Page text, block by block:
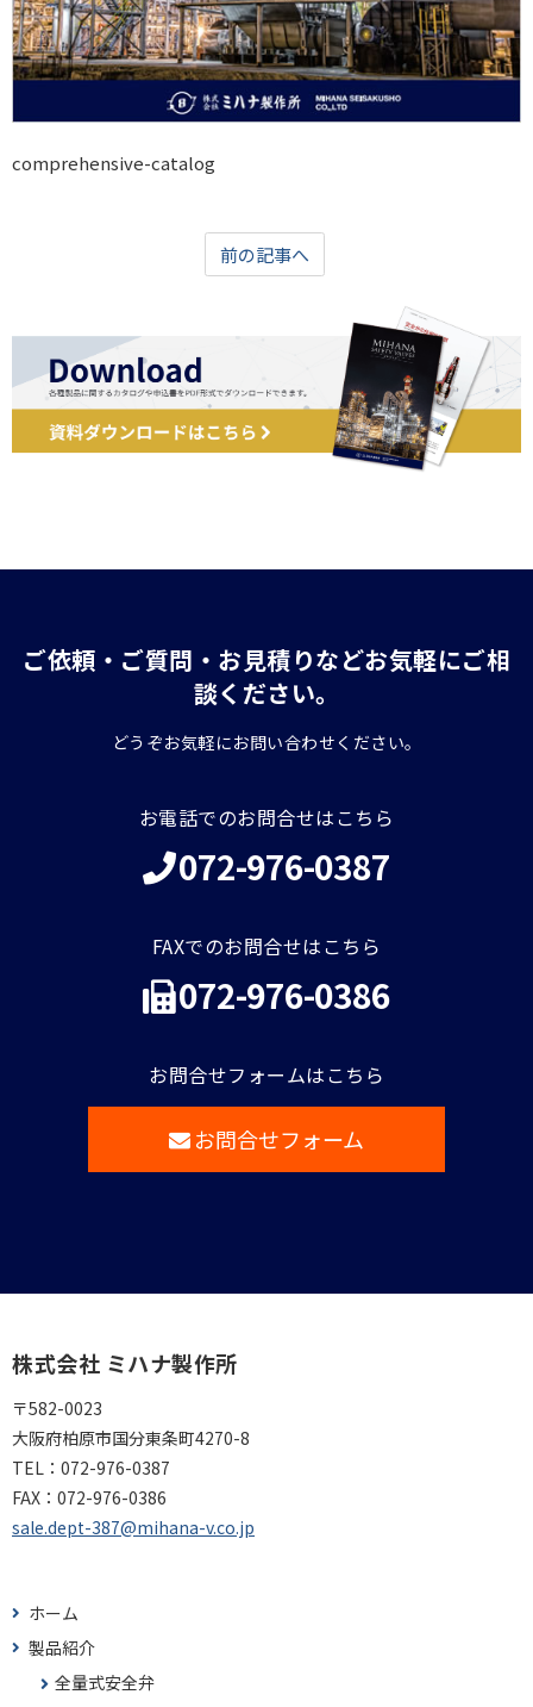
comprehensive-catalog
前の記事へ
ご依頼・ご質問・お見積りなどお気軽にご相
談ください。
どうぞお気軽にお問い合わせください。
お電話でのお問合せはこちら
072-976-0387
FAXでのお問合せはこちら
072-976-0386
お問合せフォームはこちら
お問合せフォーム
株式会社 ミハナ製作所
〒582-0023
大阪府柏原市国分東条町4270-8
TEL： 072-976-0387
FAX： 072-976-0386
sale.dept-387@mihana-v.co.jp
ホーム
製品紹介
全量式安全弁